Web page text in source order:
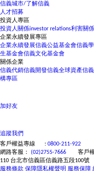
立即看屋 經紀人
信義城市/了解信義
人才招募
投資人專區
投資人關係investor relations利害關
企業永續發展專區
企業永續發展信義公益基金會信義
生基金會信義文化基金會
關係企業
信義代銷信義開發信義全球資產信
構專區
加好友
追蹤我們
客戶權益專線
: 0800-211-922
網路客服： (02)2755-7666 客戶
110 台北市信義區信義路五段100號
服務條款 保障隱私權聲明 服務保障